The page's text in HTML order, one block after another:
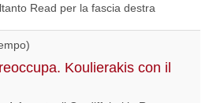
Read per la fascia destra
Koulierakis con il